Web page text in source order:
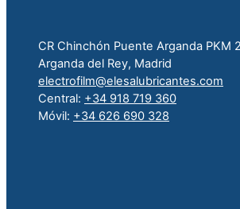
CR Chinchón Puente Arganda PKM 2
Arganda del Rey, Madrid
electrofilm@elesalubricantes.com
Central: +34 918 719 360
Móvil: +34 626 690 328